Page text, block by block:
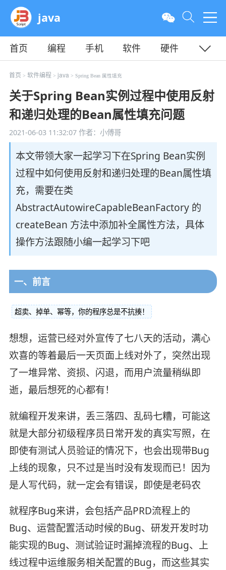
java
首页 编程 手机 软件
硬件
教程
平面 服务器
首页 > 软件编程 > java> Spring Bean 属性填充
关于Spring Bean实例过程中使用反射
和递归处理的Bean属性填充问题
2021-06-03 11:32:07作者：小傅哥
本文带领大家一起学习下在Spring Bean实例
过程中如何使用反射和递归处理的Bean属性填
充，需要在类
AbstractAutowireCapableBeanFactory 的
createBean 方法中添加补全属性方法，具体
操作方法跟随小编一起学习下吧
一、前言
超卖、掉单、幂等，你的程序总是不抗揍！
想想，运营已经对外宣传了七八天的活动，满心
欢喜的等着最后一天页面上线对外了，突然出现
了一堆异常、资损、闪退，而用户流量稍纵即
逝，最后想死的心都有！
就编程开发来讲，丢三落四、乱码七糟，可能这
就是大部分初级程序员日常开发的真实写照，在
即使有测试人员验证的情况下，也会出现带Bug
上线的现象，只不过是当时没有发现而已！ 因为
是人写代码，就一定会有错误，即使是老码农
就程序Bug来讲，会包括产品PRD流程上的
Bug、运营配置活动时候的Bug、研发开发时功
能实现的Bug、测试验证时漏掉流程的Bug、上
线过程中运维服务相关配置的Bug，而这些其实